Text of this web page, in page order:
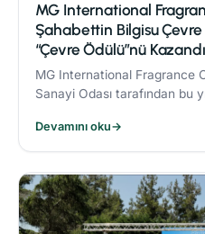
MG International
Şahabettin Bilgisu Çevre
“Çevre Ödülü”nü Kazandı
MG International Fragrance
Sanayi Odası tarafından bu
büyük ölçekli işletme
Ödülü"nün sahibi oldu.
Devamını oku→